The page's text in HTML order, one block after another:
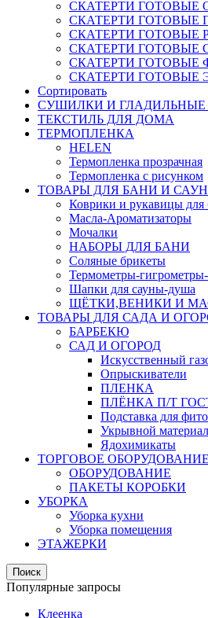
СКАТЕРТИ ГОТОВЫЕ
СКАТЕРТИ ГОТОВЫЕ
СКАТЕРТИ ГОТОВЫЕ
СКАТЕРТИ ГОТОВЫЕ
СКАТЕРТИ ГОТОВЫЕ
СКАТЕРТИ ГОТОВЫЕ
Сортировать
СУШИЛКИ И ГЛАДИЛЬНЫЕ
ТЕКСТИЛЬ ДЛЯ ДОМА
ТЕРМОПЛЕНКА
HELEN
Термопленка прозрачная
Термопленка с рисунком
ТОВАРЫ ДЛЯ БАНИ И
Коврики и рукавицы для
Масла-Aроматизаторы
Мочалки
НАБОРЫ ДЛЯ БАНИ
Соляные брикеты
Термометры-
Шапки для сауны-душа
ЩЁТКИ,ВЕНИКИ И
ТОВАРЫ ДЛЯ САДА И
БАРБЕКЮ
САД И ОГОРОД
Искусственный
Опрыскиватели
ПЛЕНКА
ПЛЁНКА П/Т
Подставка для
Укрывной материал
Ядохимикаты
ТОРГОВОЕ
ОБОРУДОВАНИЕ
ПАКЕТЫ КОРОБКИ
УБОРКА
Уборка кухни
Уборка помещения
ЭТАЖЕРКИ
Поиск
Популярные запросы
Клеенка